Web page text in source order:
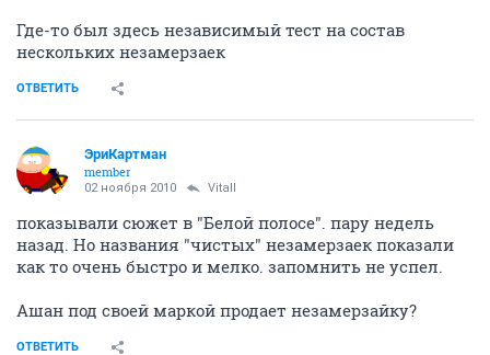
Где-то был здесь независимый тест на состав
нескольких незамерзаек
ОТВЕТИТЬ
ЭриКартман
member
02 ноября 2010 Vitall
показывали сюжет в "Белой полосе". пару недель
назад. Но названия "чистых" незамерзаек показали
как то очень быстро и мелко. запомнить не успел.
Ашан под своей маркой продает незамерзайку?
ОТВЕТИТЬ